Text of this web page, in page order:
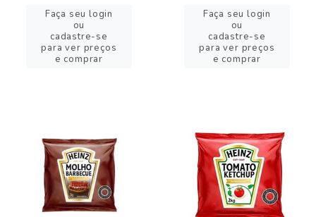
Faça seu login
ou
cadastre-se
para ver preços
e comprar
Faça seu login
ou
cadastre-se
para ver preços
e comprar